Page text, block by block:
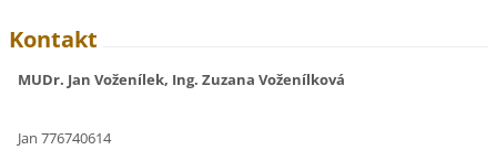
Kontakt
MUDr. Jan Voženílek, Ing. Zuzana Voženílková
Jan 776740614